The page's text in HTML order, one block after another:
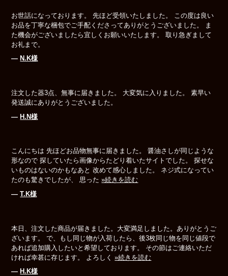
お世話になっております。 先ほど受領いたしました。 この度は良い
お品を丁寧な梱包でご手配くださってありがとうございました。 ま
た機会がございましたら宜しくお願いいたします。 取り急ぎまして
お礼まで。
― N.K様
注文した器3点、無事に届きました。 大変気に入りました。 素早い
発送誠にありがとうございました。
― H.N様
こんにちは 先ほどお品物無事に届きました。 醤油さしが同じような
形なので 探していたら画像からたどり着いたサイトでした。 探せな
いものはないのかもなあと 改めて感心しました。 ネジ式になってい
たのも驚きでしたが、 思った»続きを読む
―T.K様
本日、注文した商品が届きました。大変満足しました。ありがとうご
ざいます。 で、もし同じ物が入荷したら、後3枚同じ物を同じ値段で
あれば追加購入したいと希望しております。 その節はご連絡いただ
ければ幸甚に存じます。 よろしく»続きを読む
― H.K様